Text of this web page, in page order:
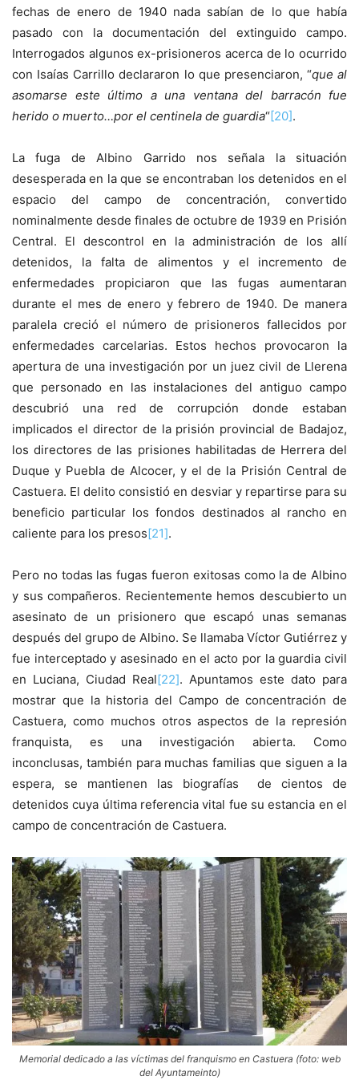
fechas de enero de 1940 nada sabían de lo que había
pasado con la documentación del extinguido campo.
Interrogados algunos ex-prisioneros acerca de lo ocurrido
con Isaías Carrillo declararon lo que presenciaron, “que al
asomarse este último a una ventana del barracón fue
herido o muerto…por el centinela de guardia“[20].
La fuga de Albino Garrido nos señala la situación
desesperada en la que se encontraban los detenidos en el
espacio del campo de concentración, convertido
nominalmente desde finales de octubre de 1939 en Prisión
Central. El descontrol en la administración de los allí
detenidos, la falta de alimentos y el incremento de
enfermedades propiciaron que las fugas aumentaran
durante el mes de enero y febrero de 1940. De manera
paralela creció el número de prisioneros fallecidos por
enfermedades carcelarias. Estos hechos provocaron la
apertura de una investigación por un juez civil de Llerena
que personado en las instalaciones del antiguo campo
descubrió una red de corrupción donde estaban
implicados el director de la prisión provincial de Badajoz,
los directores de las prisiones habilitadas de Herrera del
Duque y Puebla de Alcocer, y el de la Prisión Central de
Castuera. El delito consistió en desviar y repartirse para su
beneficio particular los fondos destinados al rancho en
caliente para los presos[21].
Pero no todas las fugas fueron exitosas como la de Albino
y sus compañeros. Recientemente hemos descubierto un
asesinato de un prisionero que escapó unas semanas
después del grupo de Albino. Se llamaba Víctor Gutiérrez y
fue interceptado y asesinado en el acto por la guardia civil
en Luciana, Ciudad Real[22]. Apuntamos este dato para
mostrar que la historia del Campo de concentración de
Castuera, como muchos otros aspectos de la represión
franquista, es una investigación abierta. Como
inconclusas, también para muchas familias que siguen a la
espera, se mantienen las biografías de cientos de
detenidos cuya última referencia vital fue su estancia en el
campo de concentración de Castuera.
Memorial dedicado a las víctimas del franquismo en Castuera (foto: web
del Ayuntameinto)